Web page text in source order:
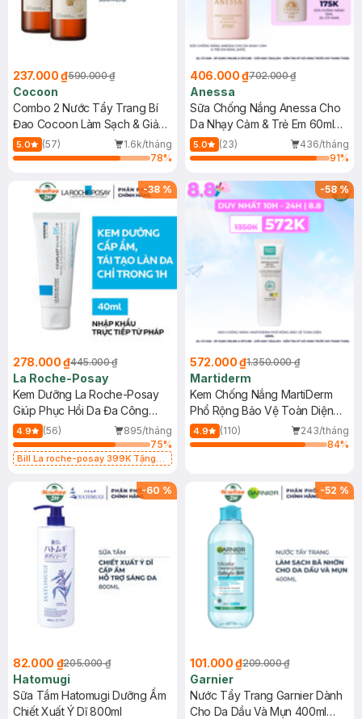
237.000 ₫590.000 ₫
Cocoon
Combo 2 Nước Tẩy Trang Bí
Đao Cocoon Làm Sạch & Giảm
Dầu 500ml
5.0 (57)
1.6k/tháng
78%
406.000 ₫702.000 ₫
Anessa
Sữa Chống Nắng Anessa Cho
Da Nhạy Cảm & Trẻ Em 60ml
(Mới)
5.0 (23)
436/tháng
91%
-38 %
278.000 ₫445.000 ₫
La Roche-Posay
Kem Dưỡng La Roche-Posay
Giúp Phục Hồi Da Đa Công
Dụng 40ml
4.9 (56)
895/tháng
75%
Bill La roche-posay 399K Tặng
(SL có hạn)
-58%
572.000 ₫1.350.000 ₫
Martiderm
Kem Chống Nắng MartiDerm
Phổ Rộng Bảo Vệ Toàn Diện
40ml
4.9 (110)
243/tháng
84%
-60 %
82.000 ₫205.000 ₫
Hatomugi
Sữa Tắm Hatomugi Dưỡng Ẩm
Chiết Xuất Ý Dĩ 800ml
-52 %
101.000 ₫209.000 ₫
Garnier
Nước Tẩy Trang Garnier Dành
Cho Da Dầu Và Mụn 400ml